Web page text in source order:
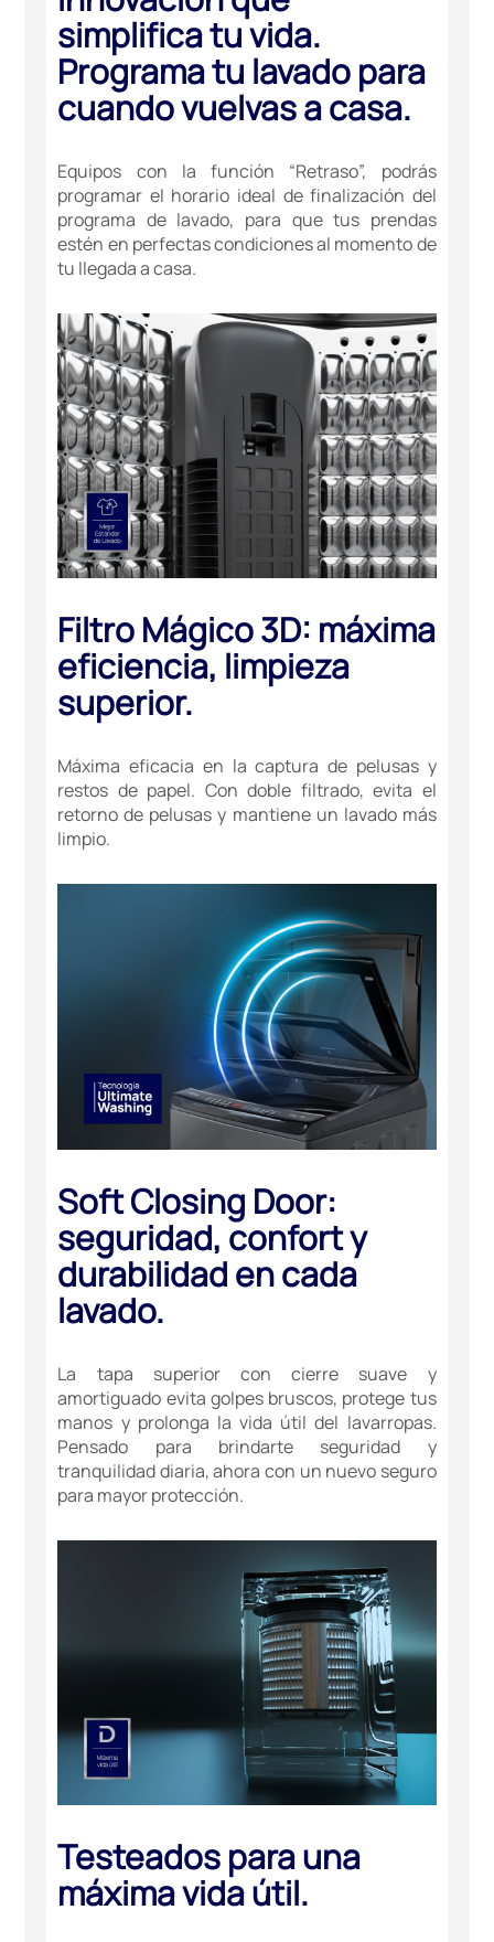
simplifica tu vida.
Programa tu lavado para
cuando vuelvas a casa.
Equipos con la función “Retraso”, podrás
programar el horario ideal de finalización del
programa de lavado, para que tus prendas
estén en perfectas condiciones al momento de
tu llegada a casa.
Filtro Mágico 3D: máxima
eficiencia, limpieza
superior.
Máxima eficacia en la captura de pelusas y
restos de papel. Con doble filtrado, evita el
retorno de pelusas y mantiene un lavado más
limpio.
Soft Closing Door:
seguridad, confort y
durabilidad en cada
lavado.
La tapa superior con cierre suave y
amortiguado evita golpes bruscos, protege tus
manos y prolonga la vida útil del lavarropas.
Pensado para brindarte seguridad y
tranquilidad diaria, ahora con un nuevo seguro
para mayor protección.
Testeados para una
máxima vida útil.